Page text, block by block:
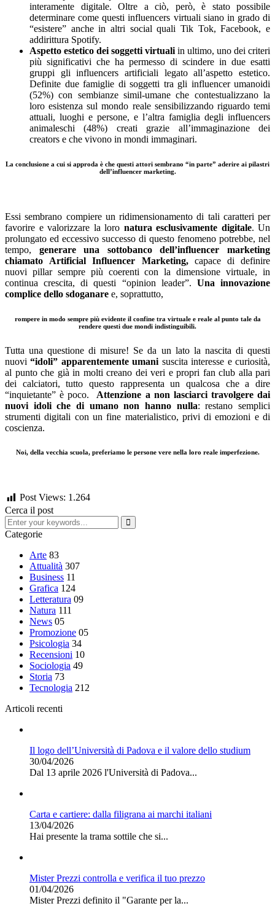
interamente digitale. Oltre a ciò, però, è stato possibile
determinare come questi influencers virtuali siano in grado di
“esistere” anche in altri social quali Tik Tok, Facebook, e
addirittura Spotify.
Aspetto estetico dei soggetti virtuali in ultimo, uno dei criteri
più significativi che ha permesso di scindere in due esatti
gruppi gli influencers artificiali legato all’aspetto estetico.
Definite due famiglie di soggetti tra gli influencer umanoidi
(52%) con sembianze simil-umane che contestualizzano la
loro esistenza sul mondo reale sensibilizzando riguardo temi
attuali, luoghi e persone, e l’altra famiglia degli influencers
animaleschi (48%) creati grazie all’immaginazione dei
creators e che vivono in mondi immaginari.
La conclusione a cui si approda è che questi attori sembrano “in parte” aderire ai pilastri
dell’influencer marketing.
Essi sembrano compiere un ridimensionamento di tali caratteri per
favorire e valorizzare la loro natura esclusivamente digitale. Un
prolungato ed eccessivo successo di questo fenomeno potrebbe, nel
tempo, generare una sottobanco dell’influencer marketing
chiamato
Artificial Influencer Marketing, capace di definire
nuovi pillar sempre più coerenti con la dimensione virtuale, in
continua crescita, di questi “opinion leader”. Una innovazione
complice dello sdoganare e, soprattutto,
rompere in modo sempre più evidente il confine tra virtuale e reale al punto tale da
rendere questi due mondi indistinguibili.
Tutta una questione di misure! Se da un lato la nascita di questi
nuovi“idoli” apparentemente umani suscita interesse e curiosità,
al punto che già in molti creano dei veri e propri fan club alla pari
dei calciatori, tutto questo rappresenta un qualcosa che a dire
“inquietante” è poco. Attenzione a non lasciarci travolgere dai
nuovi idoli che di umano non hanno nulla: restano semplici
strumenti digitali con un fine materialistico, privi di emozioni e di
coscienza.
Noi, della vecchia scuola, preferiamo le persone vere nella loro reale imperfezione.
Post Views: 1.264
Cerca il post
Categorie
Arte 83
Attualità 307
Business 11
Grafica 124
Letteratura 09
Natura 111
News 05
Promozione 05
Psicologia 34
Recensioni 10
Sociologia 49
Storia 73
Tecnologia 212
Articoli recenti
Il logo dell’Università di Padova e il valore dello studium
30/04/2026
Dal 13 aprile 2026 l'Università di Padova...
Carta e cartiere: dalla filigrana ai marchi italiani
13/04/2026
Hai presente la trama sottile che si...
Mister Prezzi controlla e verifica il tuo prezzo
01/04/2026
Mister Prezzi definito il "Garante per la...